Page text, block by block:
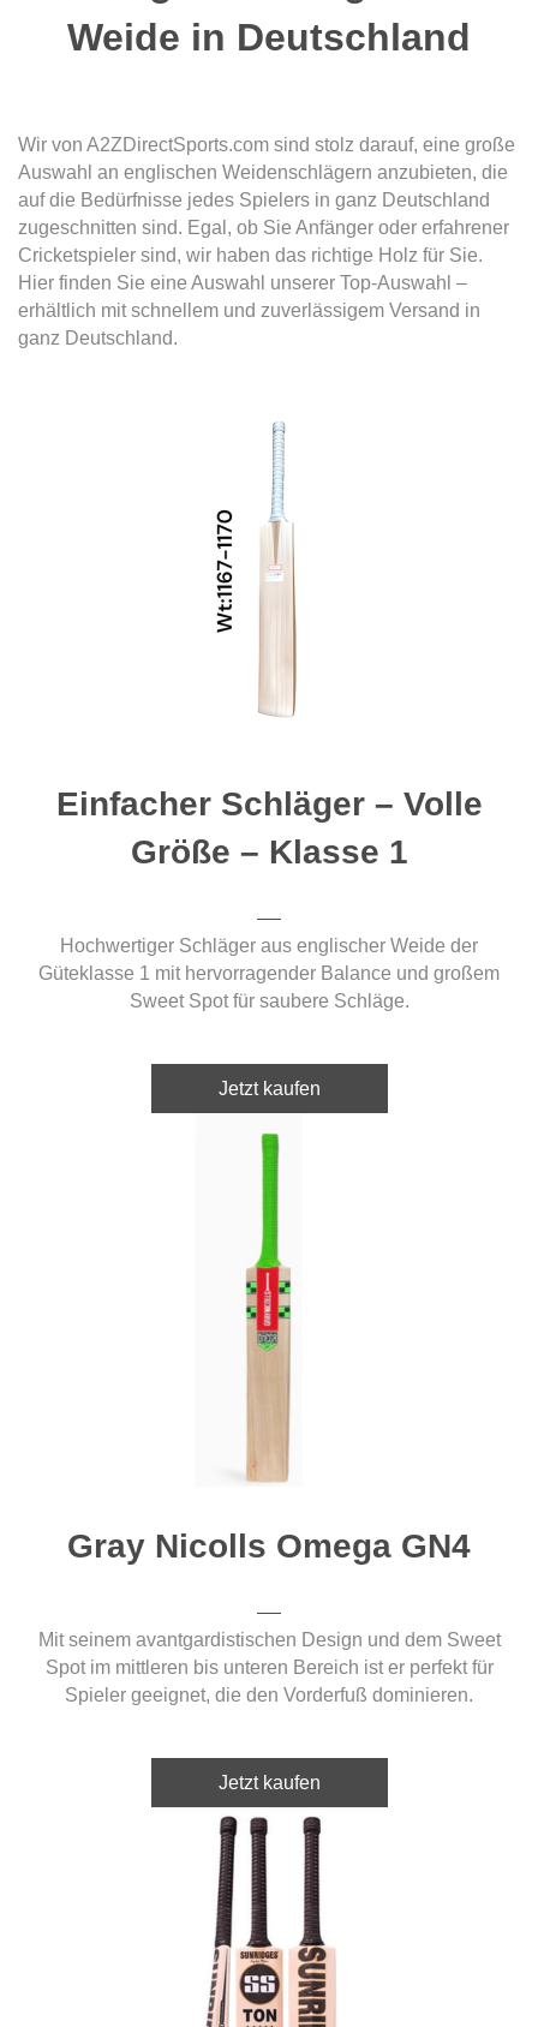
Weide in Deutschland
Wir von A2ZDirectSports.com sind stolz darauf, eine große
Auswahl an englischen Weidenschlägern anzubieten, die
auf die Bedürfnisse jedes Spielers in ganz Deutschland
zugeschnitten sind. Egal, ob Sie Anfänger oder erfahrener
Cricketspieler sind, wir haben das richtige Holz für Sie.
Hier finden Sie eine Auswahl unserer Top-Auswahl –
erhältlich mit schnellem und zuverlässigem Versand in
ganz Deutschland.
Einfacher Schläger – Volle
Größe – Klasse 1
Hochwertiger Schläger aus englischer Weide der
Güteklasse 1 mit hervorragender Balance und großem
Sweet Spot für saubere Schläge.
Jetzt kaufen
Gray Nicolls Omega GN4
Mit seinem avantgardistischen Design und dem Sweet
Spot im mittleren bis unteren Bereich ist er perfekt für
Spieler geeignet, die den Vorderfuß dominieren.
Jetzt kaufen